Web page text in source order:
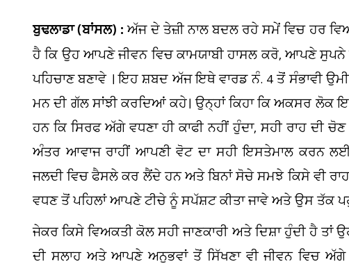
ਬੁਢਲਾਡਾ (ਬਾਂਸਲ) :ਅੱਜ ਦੇ ਤੇਜ਼ੀ ਨਾਲ ਬਦਲ ਰਹੇ ਸਮੇਂ ਵਿਚ ਹਰ
ਹੈ ਕਿ ਉਹ ਆਪਣੇ ਜੀਵਨ ਵਿਚ ਕਾਮਯਾਬੀ ਹਾਸਲ ਕਰੋ, ਆਪਣੇ
ਪਹਿਚਾਣ ਬਣਾਵੇ । ਇਹ ਸ਼ਬਦ ਅੱਜ ਇਥੇ ਵਾਰਡ ਨੰ. 4 ਤੋਂ ਸੰਭਾਵੀ
ਮਨ ਦੀ ਗੱਲ ਸਾਂਝੀ ਕਰਦਿਆਂ ਕਹੇ। ਉਨ੍ਹਾਂ ਕਿਹਾ ਕਿ ਅਕਸਰ
ਹਨ ਕਿ ਸਿਰਫ ਅੱਗੇ ਵਧਣਾ ਹੀ ਕਾਫੀ ਨਹੀਂ ਹੁੰਦਾ, ਸਹੀ ਰਾਹ ਦੀ
ਅੰਤਰ ਆਵਾਜ ਰਾਹੀਂ ਆਪਣੀ ਵੋਟ ਦਾ ਸਹੀ ਇਸਤੇਮਾਲ ਕਰਨ ਲਈ
ਜਲਦੀ ਵਿਚ ਫੈਸਲੇ ਕਰ ਲੈਂਦੇ ਹਨ ਅਤੇ ਬਿਨਾਂ ਸੋਚੇ ਸਮਝੇ ਕਿਸੇ ਵੀ
ਵਧਣ ਤੋਂ ਪਹਿਲਾਂ ਆਪਣੇ ਟੀਚੇ ਨੂੰ ਸਪੱਸ਼ਟ ਕੀਤਾ ਜਾਵੇ ਅਤੇ ਉਸ ਤੱਕ
ਜੇਕਰ ਕਿਸੇ ਵਿਅਕਤੀ ਕੋਲ ਸਹੀ ਜਾਣਕਾਰੀ ਅਤੇ ਦਿਸ਼ਾ ਹੁੰਦੀ ਹੈ
ਦੀ ਸਲਾਹ ਅਤੇ ਆਪਣੇ ਅਨੁਭਵਾਂ ਤੋਂ ਸਿੱਖਣਾ ਵੀ ਜੀਵਨ ਵਿਚ